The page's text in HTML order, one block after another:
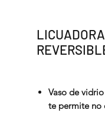
Vaso de
te permite no